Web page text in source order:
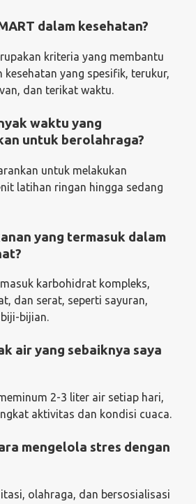
dalam kesehatan?
kriteria yang membantu
kesehatan yang spesifik, terukur,
dan terikat waktu.
waktu yang
untuk berolahraga?
untuk melakukan
latihan ringan hingga sedang
yang termasuk dalam
karbohidrat kompleks,
dan serat, seperti sayuran,
bijian.
air yang sebaiknya saya
2-3 liter air setiap hari,
aktivitas dan kondisi cuaca.
mengelola stres dengan
olahraga, dan bersosialisasi